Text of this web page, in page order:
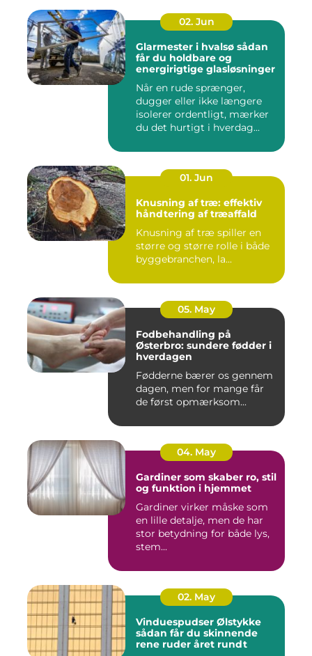
02. Jun
Glarmester i hvalsø sådan
får du holdbare og
energirigtige glasløsninger
Når en rude sprænger,
dugger eller ikke længere
isolerer ordentligt, mærker
du det hurtigt i hverdag...
01. Jun
Knusning af træ: effektiv
håndtering af træaffald
Knusning af træ spiller en
større og større rolle i både
byggebranchen, la...
05. May
Fodbehandling på
Østerbro: sundere fødder i
hverdagen
Fødderne bærer os gennem
dagen, men for mange får
de først opmærksom...
04. May
Gardiner som skaber ro, stil
og funktion i hjemmet
Gardiner virker måske som
en lille detalje, men de har
stor betydning for både lys,
stem...
02. May
Vinduespudser Ølstykke
sådan får du skinnende
rene ruder året rundt